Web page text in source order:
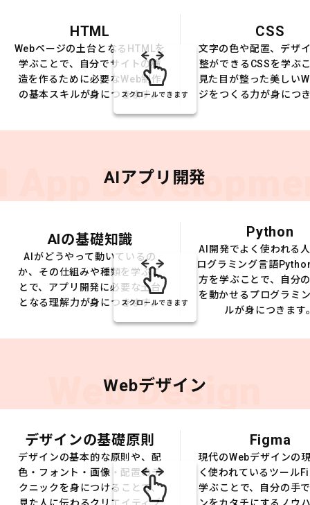
HTML
Webページの土台となるHTMLを
学ぶことで、自分でサイトの構
造を作るために必要なWeb制作
の基本スキルが身につきます。
CSS
文字の色や配置、デザ
整ができるCSSを学ぶ
見た目が整った美しい
ジをつくる力が身につ
スクロールできます
App AIアプリ開発
AIの基礎知識
AIがどうやって動いているの
か、その仕組みや種類を学ぶこ
とで、アプリ開発に必要な土台
となる理解力が身につきます。
Python
AI開発でよく使われる
ログラミング言語
方を学ぶことで、自分
を動かせるプログラミ
ルが身につきます
スクロールできます
Web Design
Webデザイン
デザインの基礎原則
デザインの基本的な原則や、配
色・フォント・画像・配置のテ
クニックを身につけることで、
見た人に伝わるクリエイティブ
Figma
現代のWebデザインの
く使われているツール
学ぶことで、自分の手
ンをカタチにするノウ